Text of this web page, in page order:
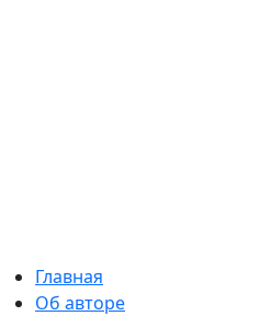
Главная
Об авторе